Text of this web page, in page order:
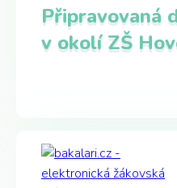
Připravovaná
v okolí ZŠ